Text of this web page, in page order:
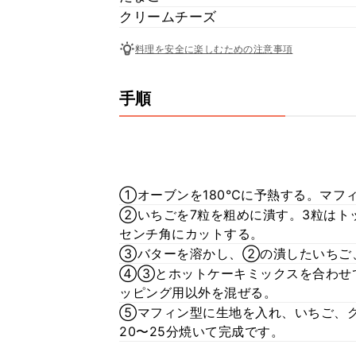
クリームチーズ
料理を安全に楽しむための注意事項
手順
①オーブンを180℃に予熱する。マフ
②いちごを7粒を粗めに潰す。3粒はト
センチ角にカットする。
③バターを溶かし、②の潰したいちご
④③とホットケーキミックスを合わせ
ッピング用以外を混ぜる。
⑤マフィン型に生地を入れ、いちご、
20〜25分焼いて完成です。